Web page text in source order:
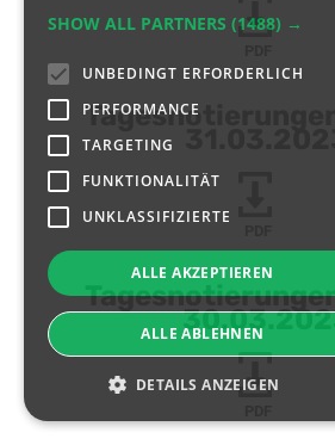
SHOW ALL PARTNERS (1488) →
UNBEDINGT ERFORDERLICH
PERFORMANCE
TARGETING
FUNKTIONALITÄT
UNKLASSIFIZIERTE
ALLE AKZEPTIEREN
ALLE ABLEHNEN
DETAILS ANZEIGEN